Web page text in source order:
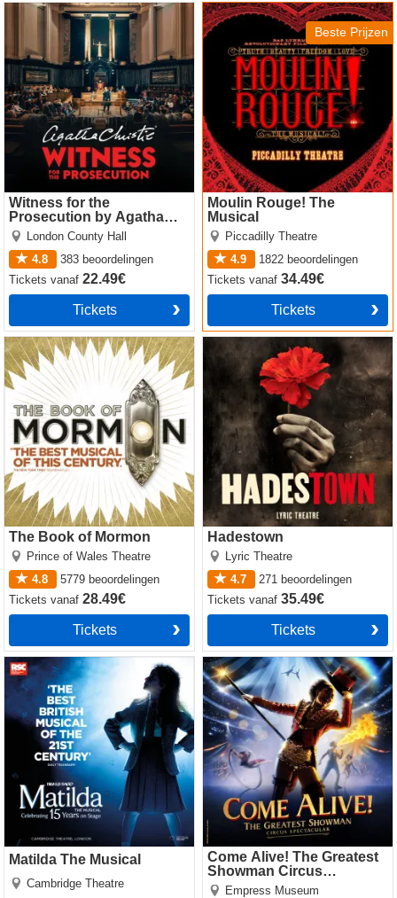
Witness for the
Prosecution by Agatha
Christie
London County Hall
4.8
383 beoordelingen
Ticketsvanaf22.49€
Tickets
Witness for the Prosecution
by Agatha Christie
Beste Prijzen
Moulin Rouge! The
Musical
Piccadilly Theatre
4.9
1822 beoordelingen
Ticketsvanaf34.49€
Tickets
Moulin Rouge! The Musical
The Book of Mormon
Prince of Wales Theatre
4.8
5779 beoordelingen
Ticketsvanaf28.49€
Tickets
The Book of Mormon
Hadestown
Lyric Theatre
4.7
271 beoordelingen
Ticketsvanaf35.49€
Tickets
Hadestown
Matilda The Musical
Cambridge Theatre
Matilda The Musical
Come Alive! The Greatest
Showman Circus
Spectacular
Empress Museum
Come Alive! The Greatest
Showman Circus Spectacular